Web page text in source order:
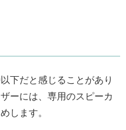
下だと感じることがあり
ーには、専用のスピーカ
します。